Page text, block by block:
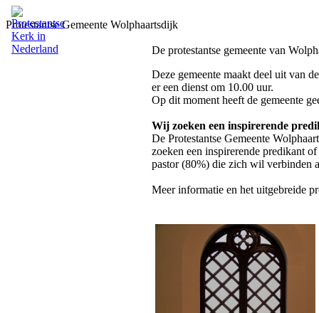
Protestantse Gemeente Wolphaartsdijk
De protestantse gemeente van
Deze gemeente maakt deel uit van
er een dienst om 10.00 uur.
Op dit moment heeft de gemeente
Wij zoeken een inspirerende
De Protestantse Gemeente
zoeken een inspirerende predikant of
pastor (80%) die zich wil verbinden
Meer informatie en het uitgebreide